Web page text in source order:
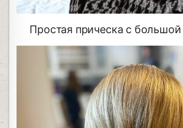
Простая прическа с большой